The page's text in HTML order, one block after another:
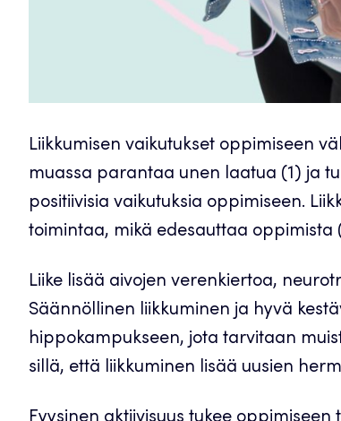
Liikkumisen vaikutukset oppimiseen
muassa parantaa unen laatua (1) ja
positiivisia vaikutuksia oppimiseen.
toimintaa, mikä edesauttaa oppimista
Liike lisää aivojen verenkiertoa,
Säännöllinen liikkuminen ja hyvä
hippokampukseen, jota tarvitaan
sillä, että liikkuminen lisää uusien